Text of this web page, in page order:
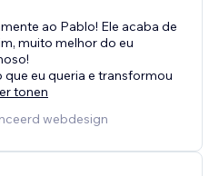
ao Pablo! Ele acaba de
muito melhor do eu
eu queria e transformou
tonen
webdesign